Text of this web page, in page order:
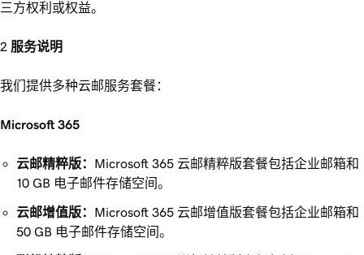
三方权利或权益。
服务说明
我们提供多种云邮服务套餐：
Microsoft 365
云邮精粹版： Microsoft 365 云邮精粹版套餐包括企业邮箱和
10 GB 电子邮件存储空间。
云邮增值版： Microsoft 365 云邮增值版套餐包括企业邮箱和
50 GB 电子邮件存储空间。